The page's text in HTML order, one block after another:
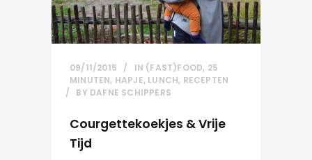
09/11/2015 IN (FAST)FOOD, 25
MINUTEN, HAPJE, LUNCH, RECEPTEN
BY DAFNE SCHIPPERS
Courgettekoekjes & Vrije
Tijd